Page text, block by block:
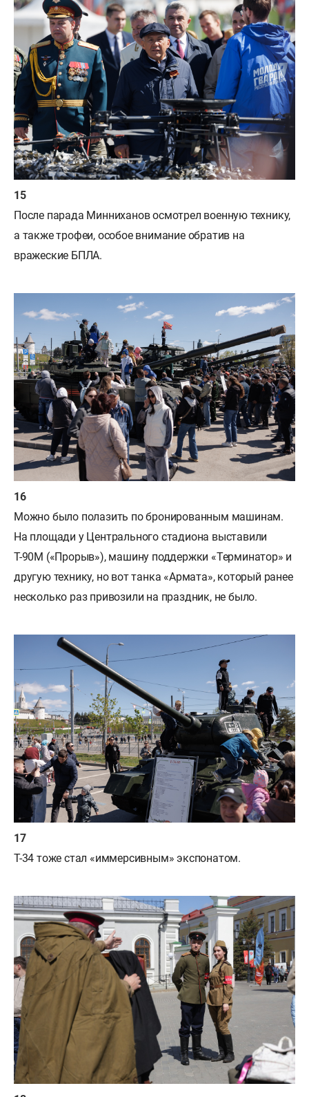
После парада Минниханов осмотрел военную технику,
а также трофеи, особое внимание обратив на
вражеские БПЛА.
Можно было полазить по бронированным машинам.
На площади у Центрального стадиона выставили
Т-90М («Прорыв»), машину поддержки «Терминатор» и
другую технику, но вот танка «Армата», который ранее
несколько раз привозили на праздник, не было.
Т-34 тоже стал «иммерсивным» экспонатом.